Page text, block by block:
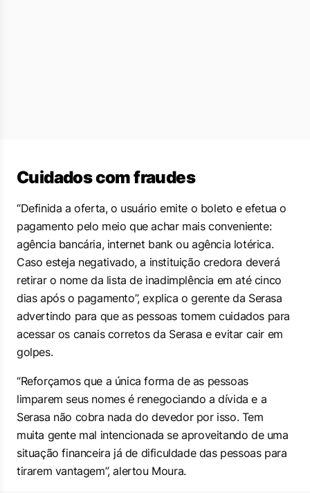
Cuidados com fraudes
“Definida a oferta, o usuário emite o boleto e efetua o
pagamento pelo meio que achar mais conveniente:
agência bancária, internet bank ou agência lotérica.
Caso esteja negativado, a instituição credora deverá
retirar o nome da lista de inadimplência em até cinco
dias após o pagamento”, explica o gerente da Serasa
advertindo para que as pessoas tomem cuidados para
acessar os canais corretos da Serasa e evitar cair em
golpes.
“Reforçamos que a única forma de as pessoas
limparem seus nomes é renegociando a dívida e a
Serasa não cobra nada do devedor por isso. Tem
muita gente mal intencionada se aproveitando de uma
situação financeira já de dificuldade das pessoas para
tirarem vantagem”, alertou Moura.